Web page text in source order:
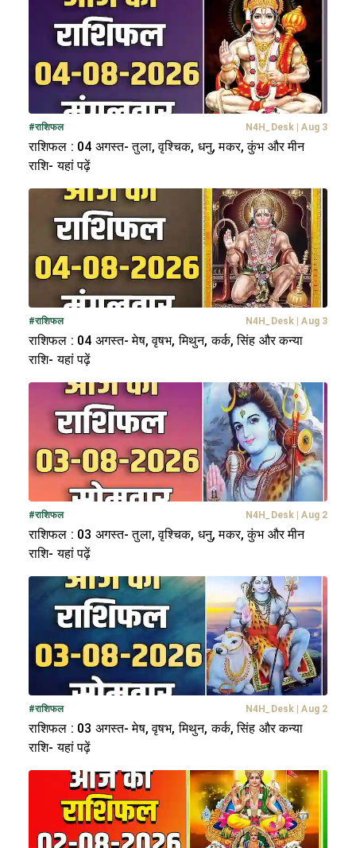
#राशिफल N4H_Desk | Aug 3
राशिफल : 04 अगस्त- तुला, वृश्चिक, धनु, मकर, कुंभ और मीन
राशि- यहां पढ़ें
#राशिफल N4H_Desk | Aug 3
राशिफल : 04 अगस्त- मेष, वृषभ, मिथुन, कर्क, सिंह और कन्या
राशि- यहां पढ़ें
#राशिफल N4H_Desk | Aug 2
राशिफल : 03 अगस्त- तुला, वृश्चिक, धनु, मकर, कुंभ और मीन
राशि- यहां पढ़ें
#राशिफल N4H_Desk | Aug 2
राशिफल : 03 अगस्त- मेष, वृषभ, मिथुन, कर्क, सिंह और कन्या
राशि- यहां पढ़ें